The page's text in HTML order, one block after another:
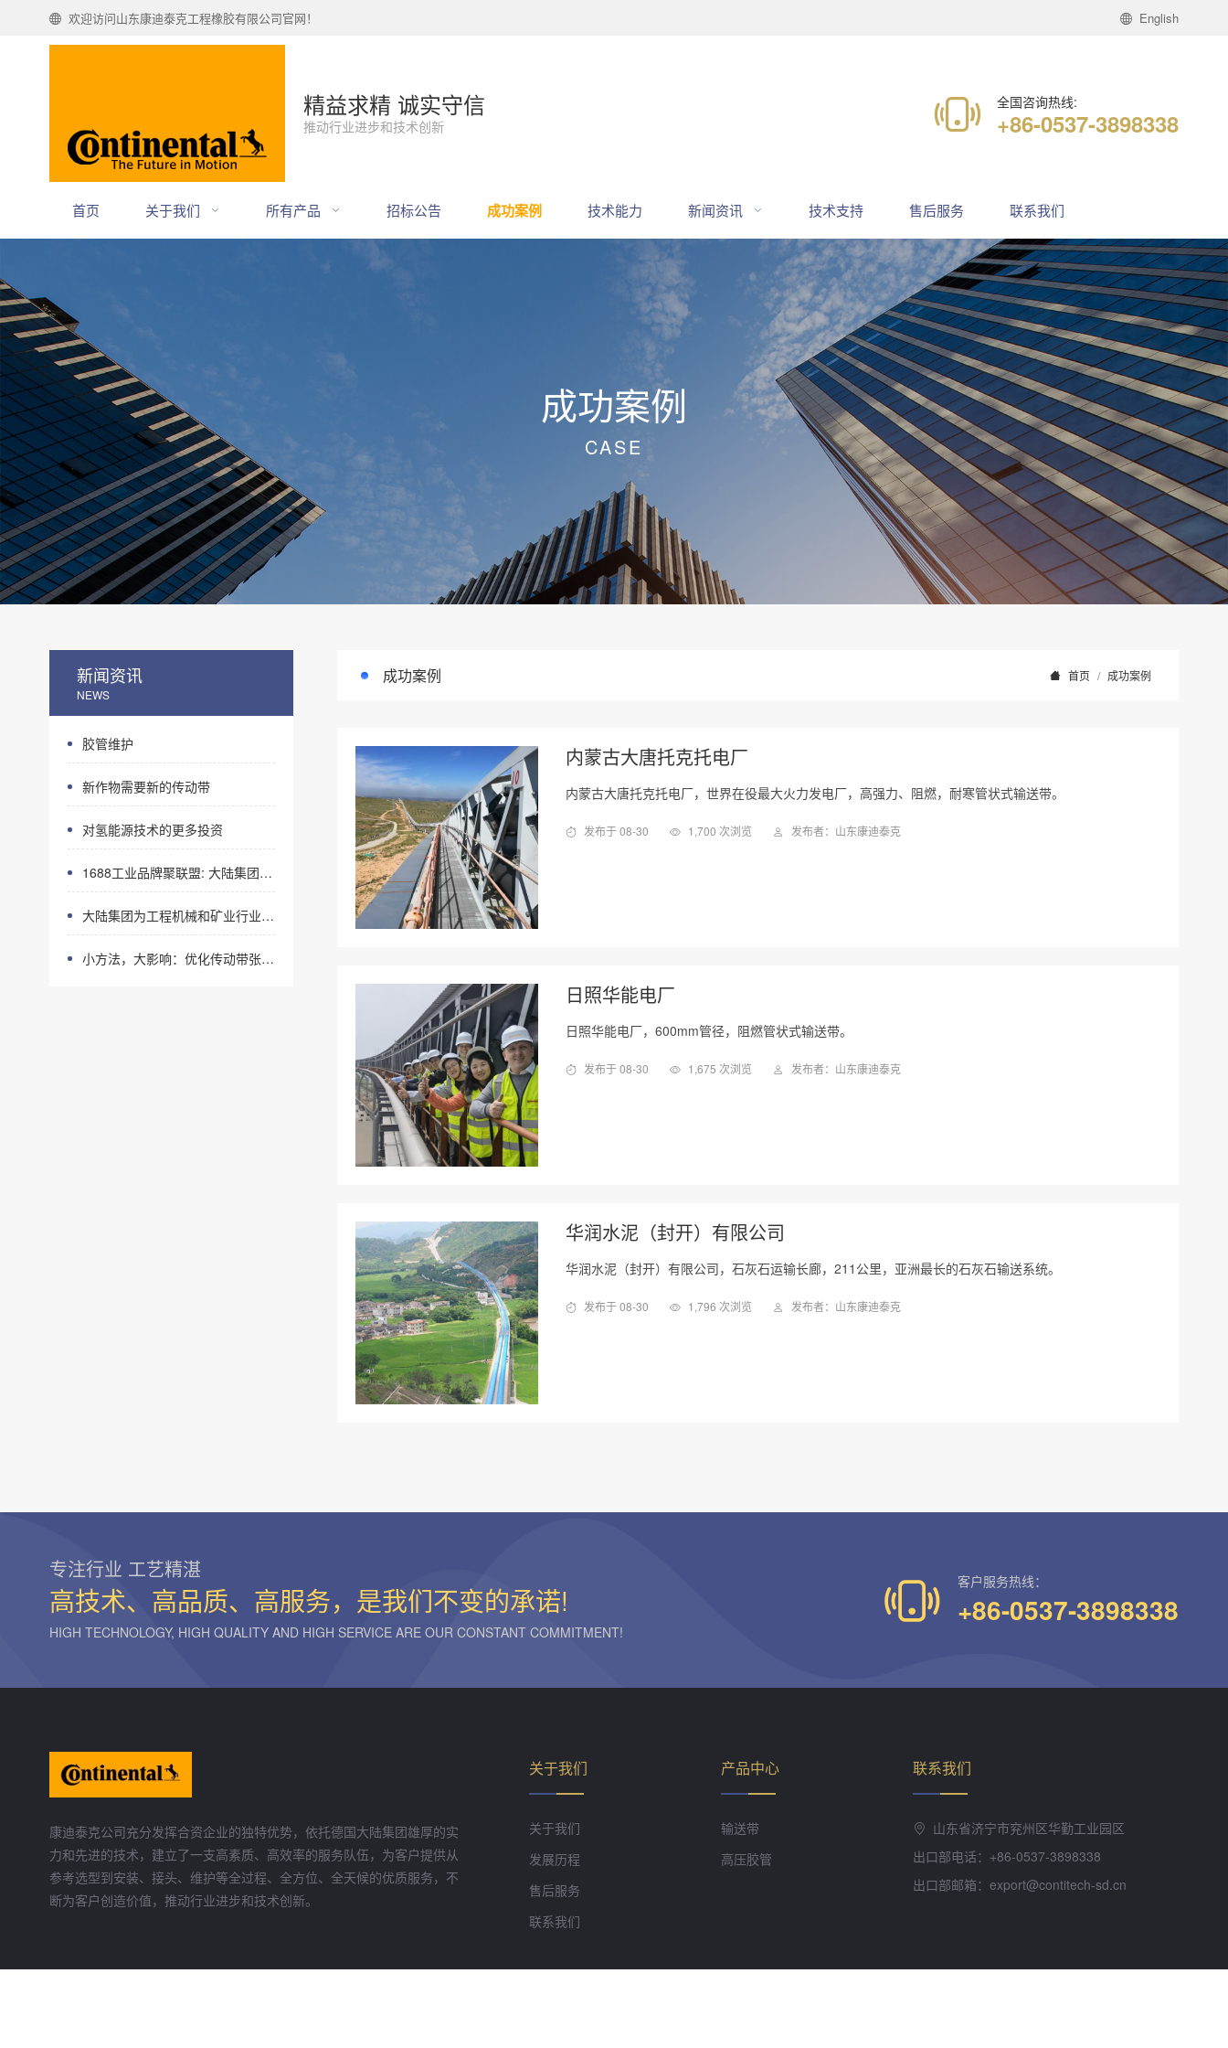
欢迎访问山东康迪泰克工程橡胶有限公司官网！ English
精益求精 诚实守信
推动行业进步和技术创新
全国咨询热线:
+86-0537-3898338
首页 关于我们 所有产品 招标公告 成功案例 技术能力 新闻资讯 技术支持 售后服务 联系我们
成功案例
CASE
新闻资讯
NEWS
胶管维护
新作物需要新的传动带
对氢能源技术的更多投资
1688工业品牌聚联盟: 大陆集团聚焦同步带与工业胶管应用
大陆集团为工程机械和矿业行业提供一站式解决方案
小方法，大影响：优化传动带张紧可节省能源
成功案例 首页 成功案例
内蒙古大唐托克托电厂
内蒙古大唐托克托电厂，世界在役最大火力发电厂，高强力、阻燃，耐寒管状式输送带。
发布于 08-30 1,700 次浏览 发布者：山东康迪泰克
日照华能电厂
日照华能电厂，600mm管径，阻燃管状式输送带。
发布于 08-30 1,675 次浏览 发布者：山东康迪泰克
华润水泥（封开）有限公司
华润水泥（封开）有限公司，石灰石运输长廊，211公里，亚洲最长的石灰石输送系统。
发布于 08-30 1,796 次浏览 发布者：山东康迪泰克
专注行业 工艺精湛
高技术、高品质、高服务，是我们不变的承诺!
HIGH TECHNOLOGY, HIGH QUALITY AND HIGH SERVICE ARE OUR CONSTANT COMMITMENT!
客户服务热线：
+86-0537-3898338
康迪泰克公司充分发挥合资企业的独特优势，依托德国大陆集团雄厚的实
力和先进的技术，建立了一支高素质、高效率的服务队伍，为客户提供从
参考选型到安装、接头、维护等全过程、全方位、全天候的优质服务，不
断为客户创造价值，推动行业进步和技术创新。
关于我们
关于我们
发展历程
售后服务
联系我们
产品中心
输送带
高压胶管
联系我们
山东省济宁市兖州区华勤工业园区
出口部电话：+86-0537-3898338
出口部邮箱：export@contitech-sd.cn